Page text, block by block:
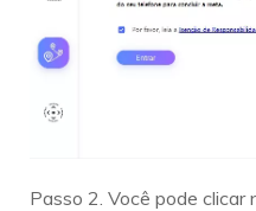
Passo 2. Você pode clicar